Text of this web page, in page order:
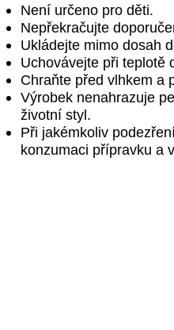
Není určeno pro děti.
Nepřekračujte
Ukládejte mimo dosah
Uchovávejte při teplotě
Chraňte před vlhkem a
Výrobek nenahrazuje
životní styl.
Při jakémkoliv
konzumaci přípravku a